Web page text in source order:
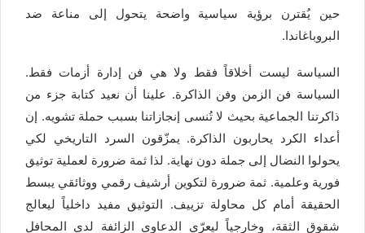
حين يُقترن برؤية سياسية واضحة يتحول إلى مناعة ضد
البروباغاندا.
السياسة ليست أخلاقاً فقط ولا هي فن إدارة أزمات فقط.
السياسة فن الزمن وفن الذاكرة. علينا أن نعيد كتابة جزء من
ذاكرتنا الجماعية بحيث لا تُنسى إنجازاتنا بسبب حملة تشويه. إن
أعداء الكرد يحاربون الذاكرة. يمزّقون السرد التاريخي لكي
يحولوا النضال إلى جملة دون نهاية. لذا ثمة ضرورة لعملية توثيق
فورية وعلمية. ثمة ضرورة لتكوين أرشيف رقمي ووثائقي يبسط
الحقيقة أمام كل محاولة تزييف. التوثيق مفيد داخلياً ليعالج
شقوق الثقة، وخارجياً ليعرّي الدعاوى الزائفة لدى المحافل